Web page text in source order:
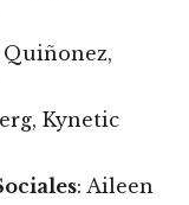
Kynetic
: Aileen